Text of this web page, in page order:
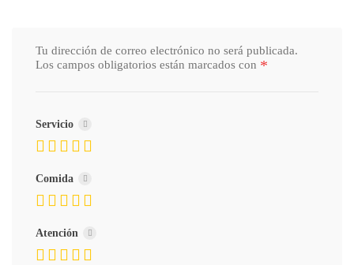
Tu dirección de correo electrónico no será publicada.
Los campos obligatorios están marcados con *
Servicio
Comida
Atención